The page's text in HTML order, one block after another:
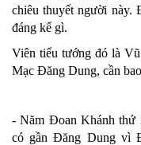
chiêu thuyết người
đáng kể gì.
Viên tiểu tướng đó là
Mạc Đăng Dung, cần
- Năm Đoan Khánh thứ
có gần Đăng Dung vì